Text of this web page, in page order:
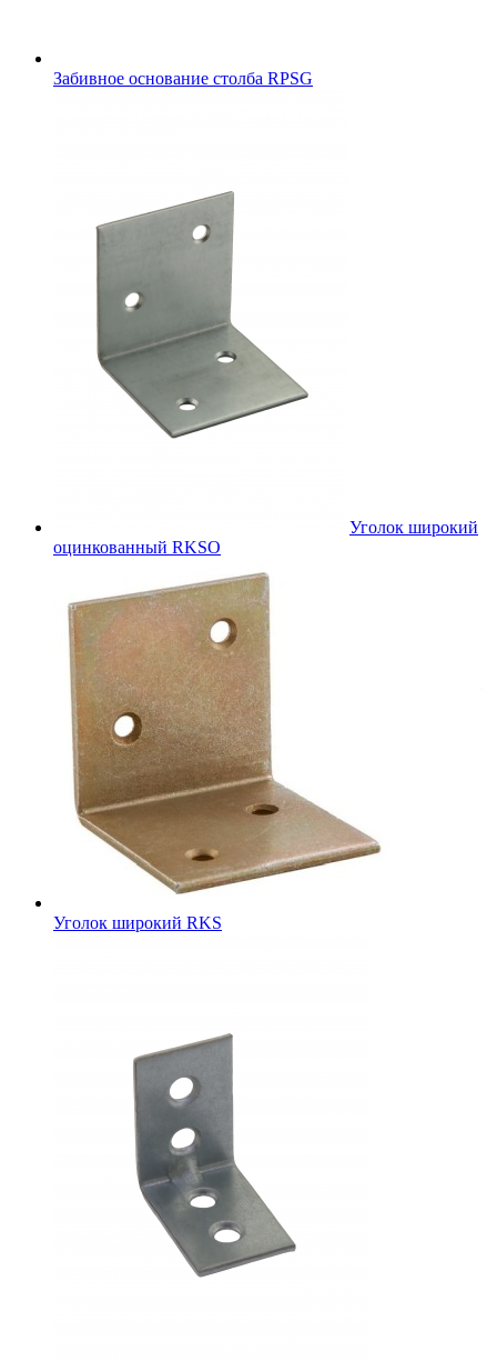
Забивное основание столба RPSG
Уголок широкий
оцинкованный RKSО
Уголок широкий RKS